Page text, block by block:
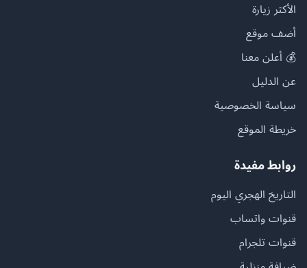
الأكثر زيارة
أضف موقع
💰 أعلن معنا
عن الدليل
سياسة الخصوصية
خريطة الموقع
روابط مفيدة
التاريخ الهجري اليوم
قنوات واتساب
قنوات تلجرام